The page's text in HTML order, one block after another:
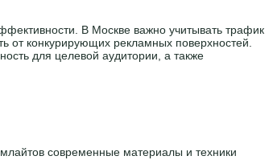
В Москве важно учитывать трафик
от конкурирующих рекламных поверхностей.
для целевой аудитории, а также
современные материалы и техники